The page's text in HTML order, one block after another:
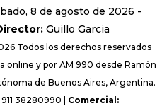
8 de agosto de 2026 -
Guillo Garcia
Todos los derechos reservados
online y por AM 990 desde Ramón
de Buenos Aires, Argentina.
38280990 | Comercial: